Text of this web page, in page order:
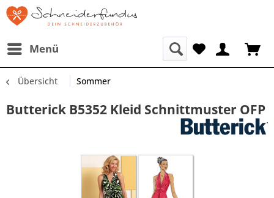
Menü
Übersicht Sommer
Butterick B5352 Kleid Schnittmuster OFP